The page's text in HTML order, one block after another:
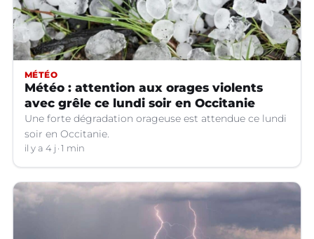
MÉTÉO
Météo : attention aux orages violents
avec grêle ce lundi soir en Occitanie
Une forte dégradation orageuse est attendue ce lundi
soir en Occitanie.
il y a 4 j 1 min